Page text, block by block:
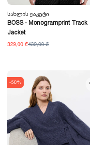
Სახლის Ჟაკეტი
BOSS - Monogramprint Track
Jacket
329,00 ₾439,00 ₾
-50%